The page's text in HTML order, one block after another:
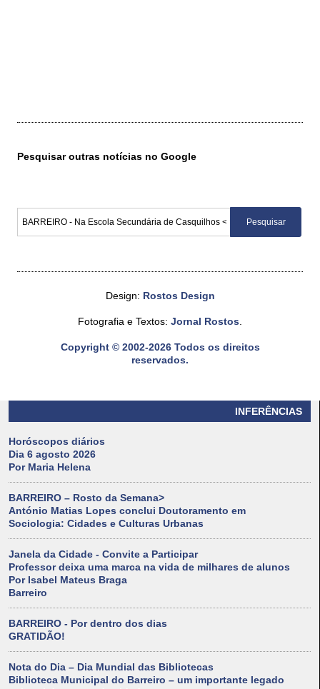
INFERÊNCIAS
Horóscopos diários
Dia 6 agosto 2026
Por Maria Helena
BARREIRO – Rosto da Semana>
António Matias Lopes conclui Doutoramento em
Sociologia: Cidades e Culturas Urbanas
Janela da Cidade - Convite a Participar
Professor deixa uma marca na vida de milhares de alunos
Por Isabel Mateus Braga
Barreiro
BARREIRO - Por dentro dos dias
GRATIDÃO!
Nota do Dia – Dia Mundial das Bibliotecas
Biblioteca Municipal do Barreiro – um importante legado
Pesquisar outras notícias no Google
Design: Rostos Design
Fotografia e Textos: Jornal Rostos.
Copyright © 2002-2026 Todos os direitos
reservados.